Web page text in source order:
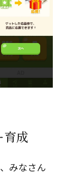
育成
みなさん